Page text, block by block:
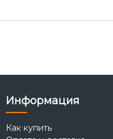
Информация
Как купить